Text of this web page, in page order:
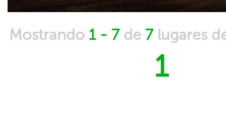
Mostrando 1 - 7de 7lugares
1